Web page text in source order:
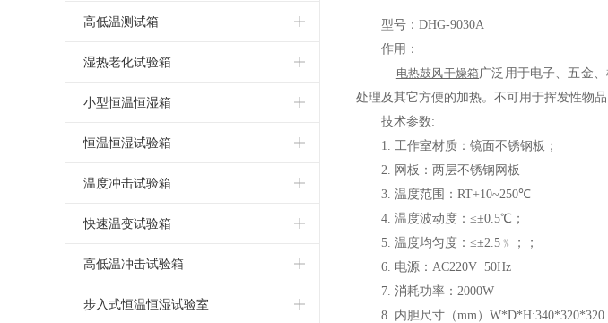
冷热冲击箱
冷热冲击测试箱
冷热冲击试验箱
冷热冲击试验机
小型冷热冲击试验箱
三箱冷热冲击试验箱
两箱冷热冲击试验箱
高低温测试箱
高低温测试箱
高低温试验箱
高低温测试仪器
高低温试验机
可程式高低温试验箱
高低温交变试验箱
高低温循环试验箱
湿热老化试验箱
湿热老化试验箱
交变湿热试验箱
湿热老化测试箱
高低温交变湿热试验箱
高低温湿热老化试验箱
小型恒温恒湿箱
小型温湿度试验箱
小型恒温恒湿试验箱
小型高低温试验箱
立式恒温恒湿试验箱
恒温恒湿试验箱
恒温恒湿箱
恒温恒湿试验箱
恒温恒湿测试箱
恒温恒湿试验机
温度冲击试验箱
温度冲击试验箱
温度冲击试验机
温度冲击测试箱
快速温变试验箱
应力筛选试验箱
快速温变试验箱
高低温冲击试验箱
高低温冲击试验箱
步入式恒温恒湿试验室
型号： DHG-9030A
作用：
电热鼓风干燥箱广泛用于电子、五金
处理及其它方便的加热。不可用于挥发性物品
技术参数:
1. 工作室材质：镜面不锈钢板；
2. 网板： 两 层不锈钢网板
3. 温度范围： RT+10~250℃
4. 温度波动度： ≤±0.5℃ ；
5. 温度均匀度： ≤±2.5 ﹪；；
6. 电源： AC220V 50Hz
7. 消耗功率： 2000W
8. 内胆尺寸（mm） W*D*H:340*320*320